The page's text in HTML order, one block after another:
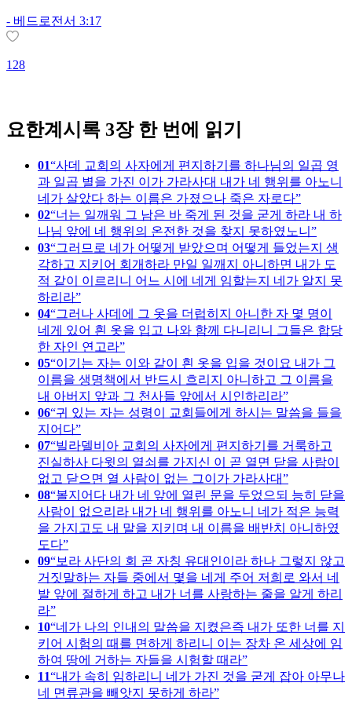
- 베드로전서 3:17
128
요한계시록 3장 한 번에 읽기
01 사데 교회의 사자에게 편지하기를 하나님의 일곱 영
과 일곱 별을 가진 이가 가라사대 내가 네 행위를 아노니
네가 살았다 하는 이름은 가졌으나 죽은 자로다
02 너는 일깨워 그 남은 바 죽게 된 것을 굳게 하라 내 하
나님 앞에 네 행위의 온전한 것을 찾지 못하였노니
03 그러므로 네가 어떻게 받았으며 어떻게 들었는지 생
각하고 지키어 회개하라 만일 일깨지 아니하면 내가 도
적 같이 이르리니 어느 시에 네게 임할는지 네가 알지 못
하리라
04 그러나 사데에 그 옷을 더럽히지 아니한 자 몇 명이
네게 있어 흰 옷을 입고 나와 함께 다니리니 그들은 합당
한 자인 연고라
05 이기는 자는 이와 같이 흰 옷을 입을 것이요 내가 그
이름을 생명책에서 반드시 흐리지 아니하고 그 이름을
내 아버지 앞과 그 천사들 앞에서 시인하리라
06 귀 있는 자는 성령이 교회들에게 하시는 말씀을 들을
지어다
07 빌라델비아 교회의 사자에게 편지하기를 거룩하고
진실하사 다윗의 열쇠를 가지신 이 곧 열면 닫을 사람이
없고 닫으면 열 사람이 없는 그이가 가라사대
08 볼지어다 내가 네 앞에 열린 문을 두었으되 능히 닫을
사람이 없으리라 내가 네 행위를 아노니 네가 적은 능력
을 가지고도 내 말을 지키며 내 이름을 배반치 아니하였
도다
09 보라 사단의 회 곧 자칭 유대인이라 하나 그렇지 않고
거짓말하는 자들 중에서 몇을 네게 주어 저희로 와서 네
발 앞에 절하게 하고 내가 너를 사랑하는 줄을 알게 하리
라
10 네가 나의 인내의 말씀을 지켰은즉 내가 또한 너를 지
키어 시험의 때를 면하게 하리니 이는 장차 온 세상에 임
하여 땅에 거하는 자들을 시험할 때라
11 내가 속히 임하리니 네가 가진 것을 굳게 잡아 아무나
네 면류관을 빼앗지 못하게 하라